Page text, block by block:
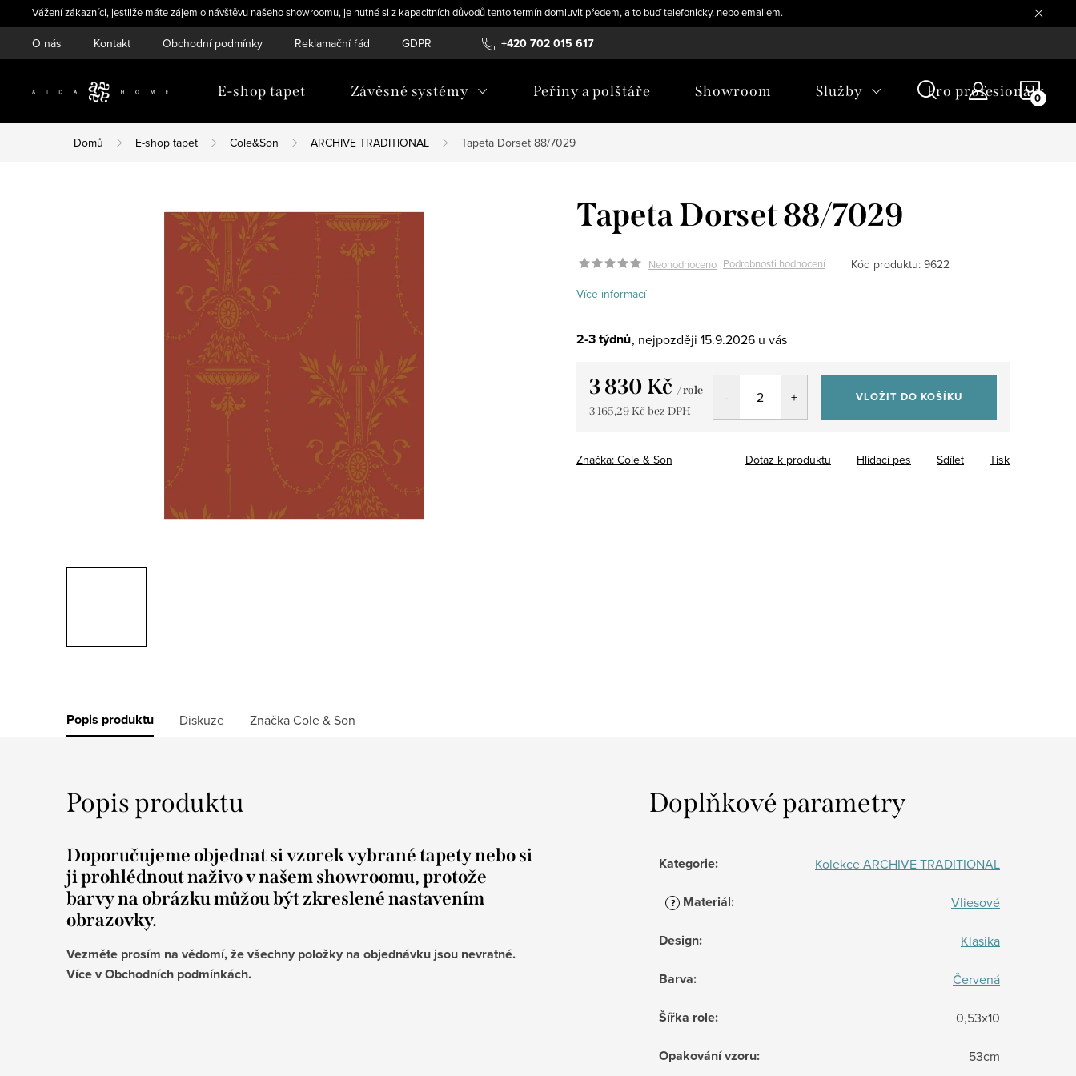
na
obsah
Vážení zákazníci, jestliže máte zájem o návštěvu našeho showroomu, je nutné si z kapacitních důvodů tento termín domluvit předem, a to buď telefonicky, nebo emailem.
+420 702 015 617
O nás Kontakt Obchodní podmínky Reklamační řád GDPR
E-shop tapet Závěsné systémy Peřiny a polštáře Showroom Služby Pro profesionály
Domů E-shop tapet Cole&Son ARCHIVE TRADITIONAL Tapeta Dorset 88/7029
Tapeta Dorset 88/7029
Neohodnoceno Podrobnosti hodnocení Kód produktu: 9622
Více informací
2-3 týdnů 15.9.2026
3 830 Kč / role
3 165,29 Kč bez DPH
VLOŽIT DO KOŠÍKU
Značka: Cole & Son Tisk
Dotaz k produktu Hlídací pes Sdílet
Popis produktu Diskuze ZnačkaCole & Son
Popis produktu
Doporučujeme objednat si vzorek vybrané tapety nebo si
ji prohlédnout naživo v našem showroomu, protože
barvy na obrázku můžou být zkreslené nastavením
obrazovky.
Vezměte prosím na vědomí, že všechny položky na objednávku jsou nevratné.
Více v Obchodních podmínkách.
Doplňkové parametry
Kategorie: Kolekce ARCHIVE TRADITIONAL
? Materiál: Vliesové
Design: Klasika
Barva: Červená
Šířka role: 0,53x10
Opakování vzoru: 53cm